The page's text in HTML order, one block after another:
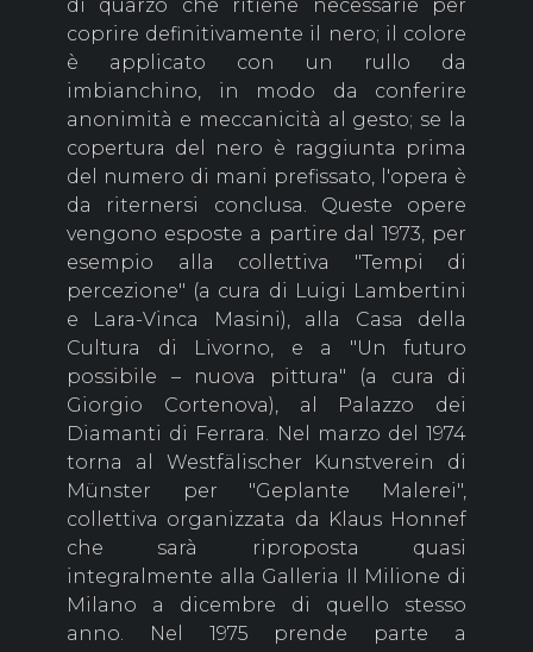
di quarzo che ritiene necessarie per
coprire definitivamente il nero; il colore
è applicato con un rullo da
imbianchino, in modo da conferire
anonimità e meccanicità al gesto; se la
copertura del nero è raggiunta prima
del numero di mani prefissato, l'opera è
da riternersi conclusa. Queste opere
vengono esposte a partire dal 1973, per
esempio alla collettiva "Tempi di
percezione" (a cura di Luigi Lambertini
e Lara-Vinca Masini), alla Casa della
Cultura di Livorno, e a "Un futuro
possibile – nuova pittura" (a cura di
Giorgio Cortenova), al Palazzo dei
Diamanti di Ferrara. Nel marzo del 1974
torna al Westfälischer Kunstverein di
Münster per "Geplante Malerei",
collettiva organizzata da Klaus Honnef
che sarà riproposta quasi
integralmente alla Galleria Il Milione di
Milano a dicembre di quello stesso
anno. Nel 1975 prende parte a